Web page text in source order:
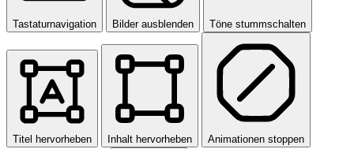
Tastaturnavigation Bilder ausblenden Töne stummschalten
Titel hervorheben Inhalt hervorheben Animationen stoppen